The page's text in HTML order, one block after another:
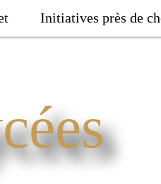
Initiatives près de